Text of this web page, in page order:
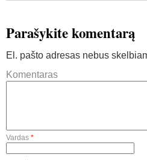
Parašykite komentarą
El. pašto adresas nebus
Komentaras
Vardas *